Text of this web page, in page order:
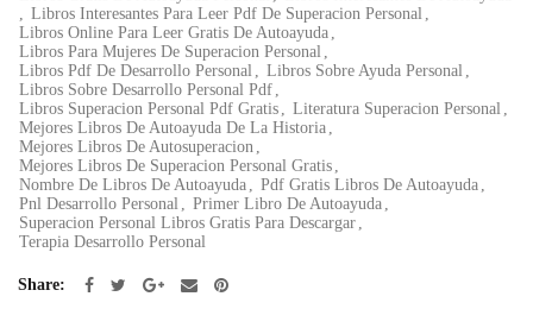
, Libros Interesantes Para Leer Pdf De Superacion Personal ,
Libros Online Para Leer Gratis De Autoayuda ,
Libros Para Mujeres De Superacion Personal ,
Libros Pdf De Desarrollo Personal , Libros Sobre Ayuda Personal ,
Libros Sobre Desarrollo Personal Pdf ,
Libros Superacion Personal Pdf Gratis , Literatura Superacion Personal ,
Mejores Libros De Autoayuda De La Historia ,
Mejores Libros De Autosuperacion ,
Mejores Libros De Superacion Personal Gratis ,
Nombre De Libros De Autoayuda , Pdf Gratis Libros De Autoayuda ,
Pnl Desarrollo Personal , Primer Libro De Autoayuda ,
Superacion Personal Libros Gratis Para Descargar ,
Terapia Desarrollo Personal
Share